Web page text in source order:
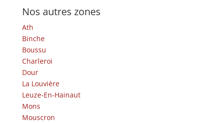
Nos autres zones
Ath
Binche
Boussu
Charleroi
Dour
La Louvière
Leuze-En-Hainaut
Mons
Mouscron